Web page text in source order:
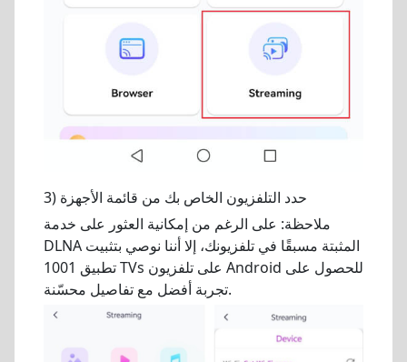
3) حدد التلفزيون الخاص بك من قائمة الأجهزة
ملاحظة: على الرغم من إمكانية العثور على خدمة
DLNA المثبتة مسبقًا في تلفزيونك، إلا أننا نوصي بتثبيت
تطبيق 1001 TVs على تلفزيون Android للحصول على
تجربة أفضل مع تفاصيل محسّنة.